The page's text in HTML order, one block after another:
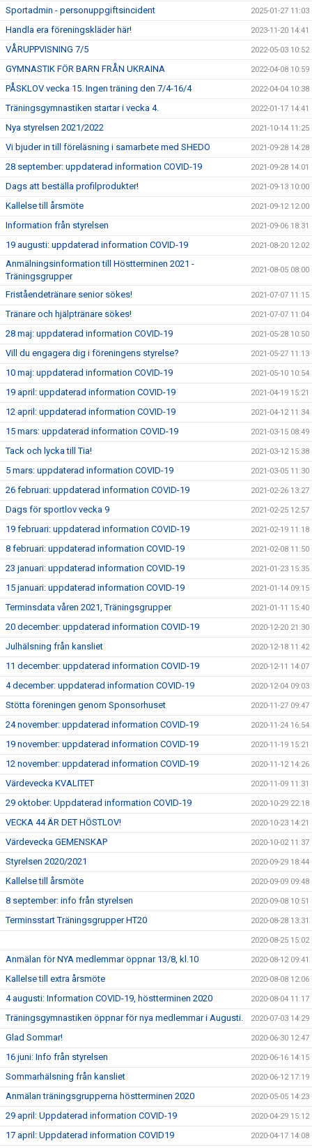
Sportadmin - personuppgiftsincident 2025-01-27 11:03
Handla era föreningskläder här! 2023-11-20 14:41
VÅRUPPVISNING 7/5 2022-05-03 10:52
GYMNASTIK FÖR BARN FRÅN UKRAINA 2022-04-08 10:59
PÅSKLOV vecka 15. Ingen träning den 7/4-16/4 2022-04-04 10:38
Träningsgymnastiken startar i vecka 4. 2022-01-17 14:41
Nya styrelsen 2021/2022 2021-10-14 11:25
Vi bjuder in till föreläsning i samarbete med SHEDO 2021-09-28 14:28
28 september: uppdaterad information COVID-19 2021-09-28 14:01
Dags att beställa profilprodukter! 2021-09-13 10:00
Kallelse till årsmöte 2021-09-12 12:00
Information från styrelsen 2021-09-06 18:31
19 augusti: uppdaterad information COVID-19 2021-08-20 12:02
Anmälningsinformation till Höstterminen 2021 -
Träningsgrupper
2021-08-05 08:00
Friståendetränare senior sökes! 2021-07-07 11:15
Tränare och hjälptränare sökes! 2021-07-07 11:04
28 maj: uppdaterad information COVID-19 2021-05-28 10:50
Vill du engagera dig i föreningens styrelse? 2021-05-27 11:13
10 maj: uppdaterad information COVID-19 2021-05-10 10:54
19 april: uppdaterad information COVID-19 2021-04-19 15:21
12 april: uppdaterad information COVID-19 2021-04-12 11:34
15 mars: uppdaterad information COVID-19 2021-03-15 08:49
Tack och lycka till Tia! 2021-03-12 15:38
5 mars: uppdaterad information COVID-19 2021-03-05 11:30
26 februari: uppdaterad information COVID-19 2021-02-26 13:27
Dags för sportlov vecka 9 2021-02-25 12:57
19 februari: uppdaterad information COVID-19 2021-02-19 11:18
8 februari: uppdaterad information COVID-19 2021-02-08 11:50
23 januari: uppdaterad information COVID-19 2021-01-23 15:35
15 januari: uppdaterad information COVID-19 2021-01-14 09:15
Terminsdata våren 2021, Träningsgrupper 2021-01-11 15:40
20 december: uppdaterad information COVID-19 2020-12-20 21:30
Julhälsning från kansliet 2020-12-18 11:42
11 december: uppdaterad information COVID-19 2020-12-11 14:07
4 december: uppdaterad information COVID-19 2020-12-04 09:03
Stötta föreningen genom Sponsorhuset 2020-11-27 09:47
24 november: uppdaterad information COVID-19 2020-11-24 16:54
19 november: uppdaterad information COVID-19 2020-11-19 15:21
12 november: uppdaterad information COVID-19 2020-11-12 14:26
Värdevecka KVALITET 2020-11-09 11:31
29 oktober: Uppdaterad information COVID-19 2020-10-29 22:18
VECKA 44 ÄR DET HÖSTLOV! 2020-10-23 14:21
Värdevecka GEMENSKAP 2020-10-02 11:37
Styrelsen 2020/2021 2020-09-29 18:44
Kallelse till årsmöte 2020-09-09 09:48
8 september: info från styrelsen 2020-09-08 10:51
Terminsstart Träningsgrupper HT20 2020-08-28 13:31
2020-08-25 15:02
Anmälan för NYA medlemmar öppnar 13/8, kl.10 2020-08-12 09:41
Kallelse till extra årsmöte 2020-08-08 12:06
4 augusti: Information COVID-19, höstterminen 2020 2020-08-04 11:17
Träningsgymnastiken öppnar för nya medlemmar i Augusti. 2020-07-03 14:29
Glad Sommar! 2020-06-30 12:47
16 juni: Info från styrelsen 2020-06-16 14:15
Sommarhälsning från kansliet 2020-06-12 17:19
Anmälan träningsgrupperna höstterminen 2020 2020-05-05 14:23
29 april: Uppdaterad information COVID-19 2020-04-29 15:12
17 april: Uppdaterad information COVID19 2020-04-17 14:08